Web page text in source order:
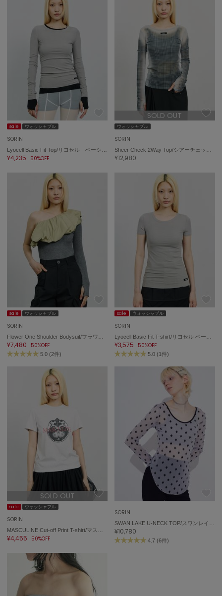
sale ウォッシャブル
SORIN
¥4,235 50%OFF
SOLD OUT
ウォッシャブル
SORIN
¥12,980
sale ウォッシャブル
SORIN
¥7,480 50%OFF
5.0 (2件)
sale ウォッシャブル
SORIN
¥3,575 50%OFF
5.0 (1件)
SOLD OUT
sale ウォッシャブル
SORIN
¥4,455 50%OFF
SORIN
¥10,780
4.7 (6件)